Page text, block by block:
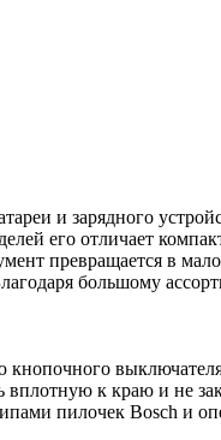
и зарядного
его отличает
превращается в
большому
к краю и не
пилочек Bosch и